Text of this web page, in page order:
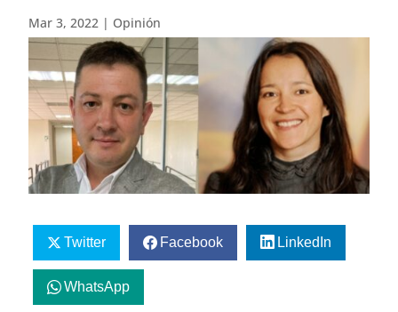
Mar 3, 2022 | Opinión
Twitter Facebook LinkedIn
WhatsApp